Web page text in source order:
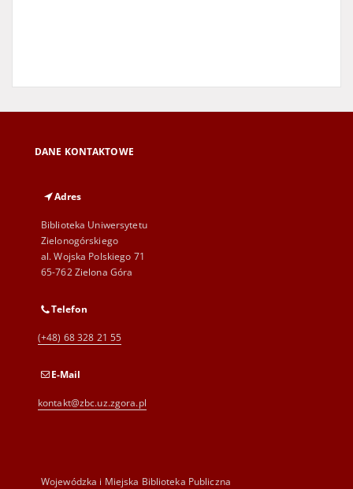
DANE KONTAKTOWE
Adres
Biblioteka Uniwersytetu
Zielonogórskiego
al. Wojska Polskiego 71
65-762 Zielona Góra
Telefon
(+48) 68 328 21 55
E-Mail
kontakt@zbc.uz.zgora.pl
Wojewódzka i Miejska Biblioteka Publiczna